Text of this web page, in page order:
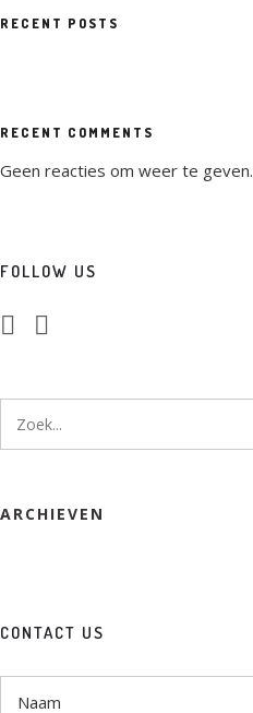
RECENT POSTS
RECENT COMMENTS
Geen reacties om weer te geven.
FOLLOW US
ARCHIEVEN
CONTACT US